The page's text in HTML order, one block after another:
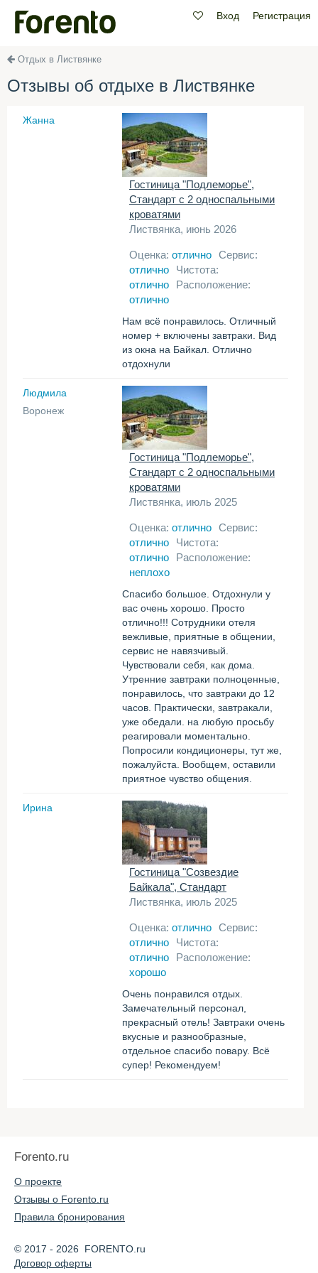
Вход Регистрация
Отдых в Листвянке
Отзывы об отдыхе в Листвянке
Жанна
Гостиница "Подлеморье",
Стандарт с 2 односпальными
кроватями
Листвянка, июнь 2026
Оценка: отлично Сервис:
отлично
Чистота:
отлично
Расположение:
отлично
Нам всё понравилось. Отличный
номер + включены завтраки. Вид
из окна на Байкал. Отлично
отдохнули
Людмила
Воронеж
Гостиница "Подлеморье",
Стандарт с 2 односпальными
кроватями
Листвянка, июль 2025
Оценка: отлично Сервис:
отлично
Чистота:
отлично
Расположение:
неплохо
Спасибо большое. Отдохнули у
вас очень хорошо. Просто
отлично!!! Сотрудники отеля
вежливые, приятные в общении,
сервис не навязчивый.
Чувствовали себя, как дома.
Утренние завтраки полноценные,
понравилось, что завтраки до 12
часов. Практически, завтракали,
уже обедали. на любую просьбу
реагировали моментально.
Попросили кондиционеры, тут же,
пожалуйста. Вообщем, оставили
приятное чувство общения.
Ирина
Гостиница "Созвездие
Байкала", Стандарт
Листвянка, июль 2025
Оценка: отлично Сервис:
отлично
Чистота:
отлично
Расположение:
хорошо
Очень понравился отдых.
Замечательный персонал,
прекрасный отель! Завтраки очень
вкусные и разнообразные,
отдельное спасибо повару. Всё
супер! Рекомендуем!
Forento.ru
О проекте
Отзывы о Forento.ru
Правила бронирования
© 2017 - 2026 FORENTO.ru
Договор оферты